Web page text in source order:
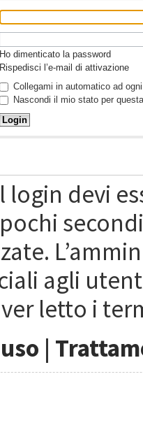
Ho dimenticato la password
Rispedisci l’e-mail di attivazione
Collegami in automatico ad
Nascondi il mio stato per
login devi
agli
letto i
|